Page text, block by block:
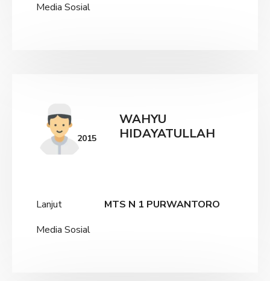
Media Sosial
2015
WAHYU
HIDAYATULLAH
Lanjut
MTS N 1 PURWANTORO
Media Sosial